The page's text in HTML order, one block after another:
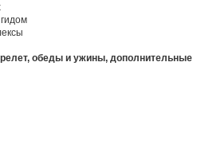
обеды и ужины, дополнительные